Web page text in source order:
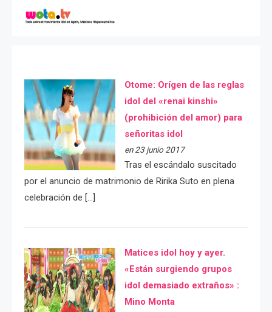
Otome: Orígen de las reglas
idol del «renai kinshi»
(prohibición del amor) para
señoritas idol
en 23 junio 2017
Tras el escándalo suscitado
por el anuncio de matrimonio de Ririka Suto en plena
celebración de […]
Matices idol hoy y ayer.
«Están surgiendo grupos
idol demasiado extraños» :
Mino Monta